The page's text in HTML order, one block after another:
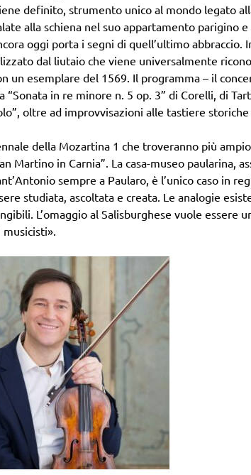
definito, strumento unico al mondo legato
alla schiena nel suo appartamento parigino
oggi porta i segni di quell’ultimo abbraccio.
dal liutaio che viene universalmente
un esemplare del 1569. Il programma – il
in re minore n. 5 op. 3” di Corelli, di
oltre ad improvvisazioni alle tastiere
della Mozartina 1 che troveranno più
Martino in Carnia”. La casa-museo paularina,
sempre a Paularo, è l’unico caso in
studiata, ascoltata e creata. Le analogie
L’omaggio al Salisburghese vuole essere